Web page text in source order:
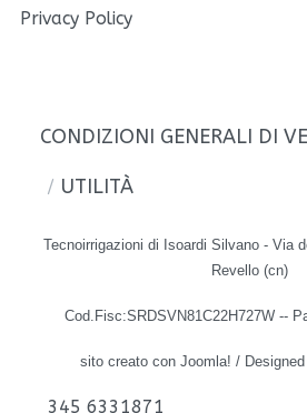
Privacy Policy
CONDIZIONI GENERALI DI
UTILITÀ
Tecnoirrigazioni di Isoardi Silvano - Via
Revello (cn)
Cod.Fisc:SRDSVN81C22H727W --
sito creato con Joomla! /
345 6331871